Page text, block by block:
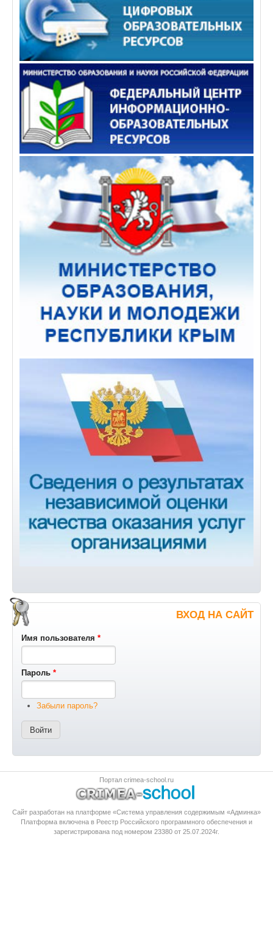
ВХОД НА САЙТ
Имя пользователя *
Пароль *
Забыли пароль?
Портал crimea-school.ru
Сайт разработан на платформе «Система управления содержимым «Админка»
Платформа включена в Реестр Российского программного обеспечения и
зарегистрирована под номером 23380 от 25.07.2024г.